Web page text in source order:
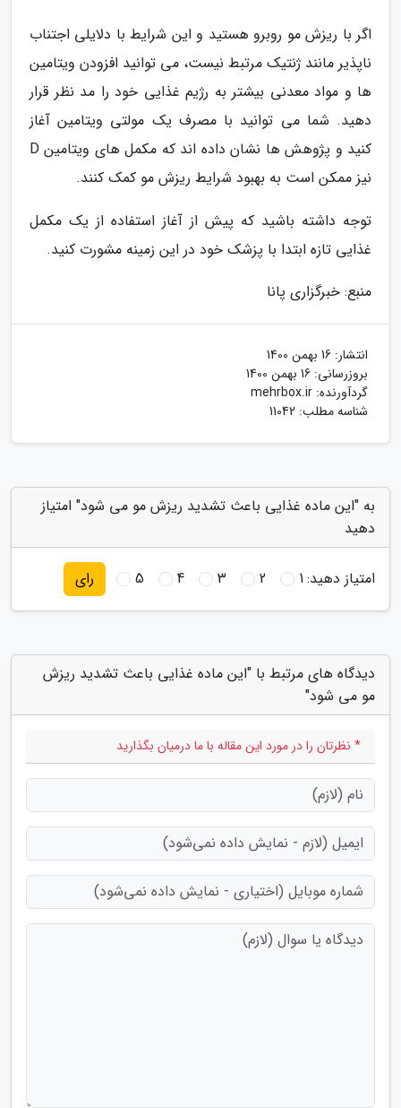
اگر با ریزش مو روبرو هستید و این شرایط با دلایلی اجتناب
ناپذیر مانند ژنتیک مرتبط نیست، می توانید افزودن ویتامین
ها و مواد معدنی بیشتر به رژیم غذایی خود را مد نظر قرار
دهید. شما می توانید با مصرف یک مولتی ویتامین آغاز
کنید و پژوهش ها نشان داده اند که مکمل های ویتامین D
نیز ممکن است به بهبود شرایط ریزش مو کمک کنند.
توجه داشته باشید که پیش از آغاز استفاده از یک مکمل
غذایی تازه ابتدا با پزشک خود در این زمینه مشورت کنید.
منبع: خبرگزاری پانا
انتشار: 16 بهمن 1400
بروزرسانی: 16 بهمن 1400
گردآورنده: mehrbox.ir
شناسه مطلب: 11042
به "این ماده غذایی باعث تشدید ریزش مو می شود" امتیاز
دهید
امتیاز دهید:1
2
3
4
5 رای
دیدگاه های مرتبط با "این ماده غذایی باعث تشدید ریزش
مو می شود"
* نظرتان را در مورد این مقاله با ما درمیان بگذارید